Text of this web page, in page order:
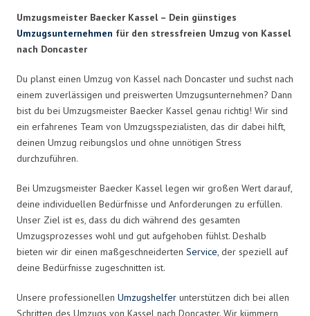
Umzugsmeister Baecker Kassel – Dein günstiges
Umzugsunternehmen für den stressfreien Umzug von Kassel
nach Doncaster
Du planst einen Umzug von Kassel nach Doncaster und suchst nach
einem zuverlässigen und preiswerten Umzugsunternehmen? Dann
bist du bei Umzugsmeister Baecker Kassel genau richtig! Wir sind
ein erfahrenes Team von Umzugsspezialisten, das dir dabei hilft,
deinen Umzug reibungslos und ohne unnötigen Stress
durchzuführen.
Bei Umzugsmeister Baecker Kassel legen wir großen Wert darauf,
deine individuellen Bedürfnisse und Anforderungen zu erfüllen.
Unser Ziel ist es, dass du dich während des gesamten
Umzugsprozesses wohl und gut aufgehoben fühlst. Deshalb
bieten wir dir einen maßgeschneiderten Service, der speziell auf
deine Bedürfnisse zugeschnitten ist.
Unsere professionellen Umzugshelfer unterstützen dich bei allen
Schritten des Umzugs von Kassel nach Doncaster. Wir kümmern